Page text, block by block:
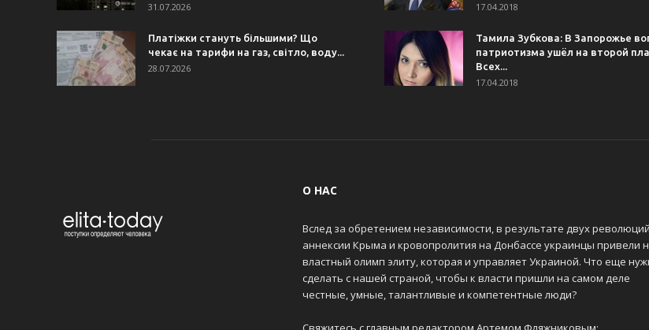
31.07.2026
Платіжки стануть більшими? Що
чекає на тарифи на газ, світло, воду...
28.07.2026
17.04.2018
Тамила Зубкова: В Запорожье
патриотизма ушёл на второй
Всех...
17.04.2018
О НАС
Вслед за обретением независимости, в результате двух
аннексии Крыма и кровопролития на Донбассе украинцы привели
властный олимп элиту, которая и управляет Украиной. Что еще
сделать с нашей страной, чтобы к власти пришли на самом деле
честные, умные, талантливые и компетентные люди?